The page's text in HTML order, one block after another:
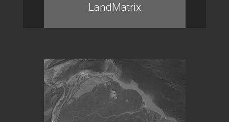
LandMatrix